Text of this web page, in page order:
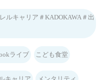
ルキャリア＃KADOKAWA＃出
ライブ こども食堂